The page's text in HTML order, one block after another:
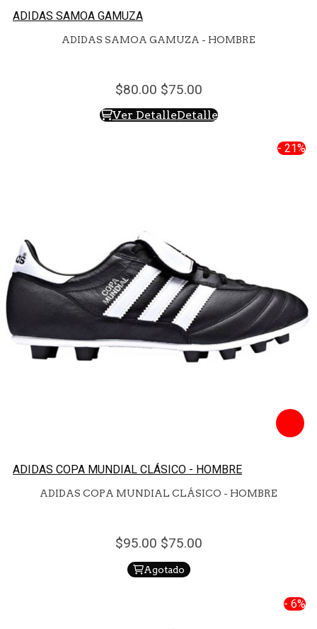
ADIDAS SAMOA GAMUZA
ADIDAS SAMOA GAMUZA - HOMBRE
80.00 75.00
Ver DetalleDetalle
- 21%
ADIDAS COPA MUNDIAL CLÁSICO - HOMBRE
ADIDAS COPA MUNDIAL CLÁSICO - HOMBRE
95.00 75.00
Agotado
- 6%